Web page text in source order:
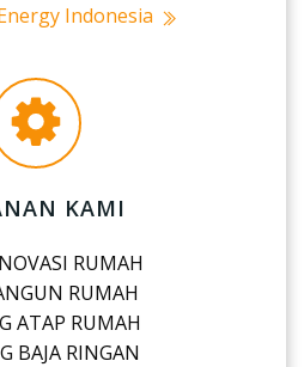
Indonesia
KAMI
RUMAH
RUMAH
ATAP RUMAH
BAJA RINGAN